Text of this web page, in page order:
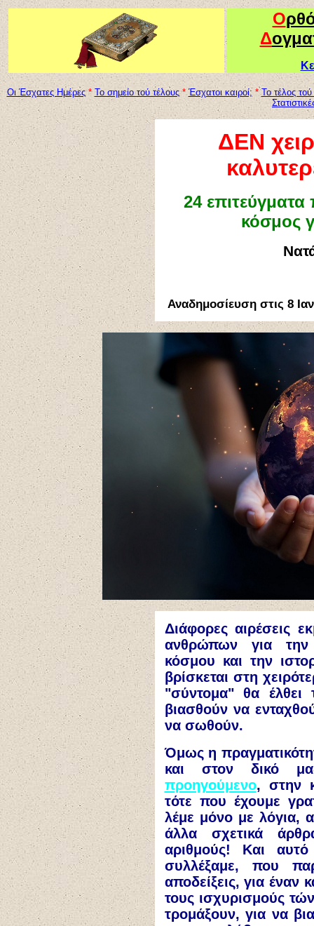
Ο
Δ
Οι Έσχατες Ημέρες* To σημείο τού τέλους* Έσχατοι καιροί;* Το τέλος
ΔΕΝ
24
κόσμος
Αναδημοσίευση στις 8
Διάφορες αιρέσεις
ανθρώπων για την
κόσμου και την
βρίσκεται στη
"σύντομα" θα έλθει
βιασθούν να
να σωθούν.
Όμως η
και στον δικό
προηγούμενο, στην
τότε που έχουμε
λέμε μόνο με λόγια,
άλλα σχετικά
αριθμούς! Και
συλλέξαμε, που
αποδείξεις, για έναν
τους ισχυρισμούς
τρομάξουν, για να